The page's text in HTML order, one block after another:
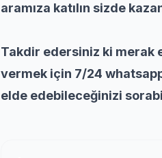
aramıza katılın sizde
Takdir edersiniz ki merak
vermek için 7/24
elde edebileceğinizi